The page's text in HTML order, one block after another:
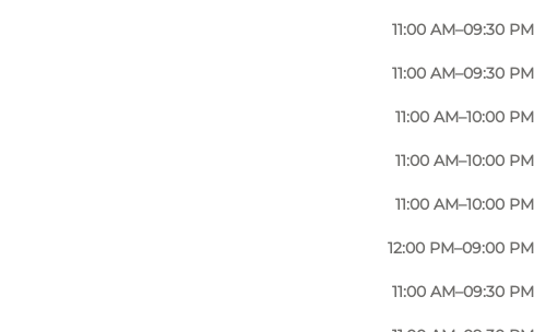
11:00 AM–09:30 PM
11:00 AM–09:30 PM
11:00 AM–10:00 PM
11:00 AM–10:00 PM
11:00 AM–10:00 PM
12:00 PM–09:00 PM
11:00 AM–09:30 PM
pasta og pizza-menuen har flere vegetariske
de små.